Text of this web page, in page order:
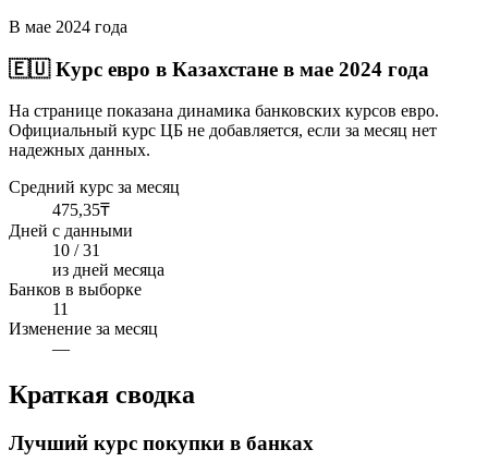
В мае 2024 года
🇪🇺 Курс евро в Казахстане в мае 2024 года
На странице показана динамика банковских курсов евро.
Официальный курс ЦБ не добавляется, если за месяц нет
надежных данных.
Средний курс за месяц
475,35₸
Дней с данными
10 / 31
из дней месяца
Банков в выборке
11
Изменение за месяц
—
Краткая сводка
Лучший курс покупки в банках